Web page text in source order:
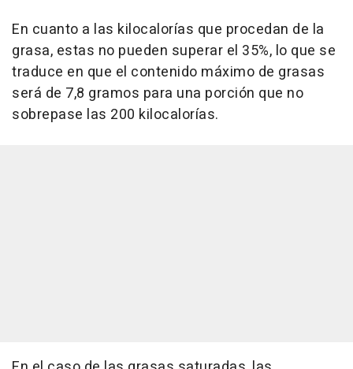
En cuanto a las kilocalorías que procedan de la
grasa, estas no pueden superar el 35%, lo que se
traduce en que el contenido máximo de grasas
será de 7,8 gramos para una porción que no
sobrepase las 200 kilocalorías.